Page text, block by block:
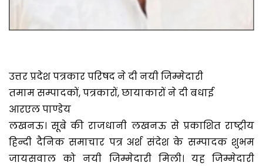
उत्तर प्रदेश पत्रकार परिषद ने दी नयी जिम्मेदारी
तमाम सम्पादकों, पत्रकारों, छायाकारों ने दी बधाई
आरएल पाण्डेय
लखनऊ। सूबे की राजधानी लखनऊ से प्रकाशित राष्ट्रीय
हिन्दी दैनिक समाचार पत्र अर्श संदेश के सम्पादक शुभम
जायसवाल को नयी जिम्मेदारी मिली। यह जिम्मेदारी